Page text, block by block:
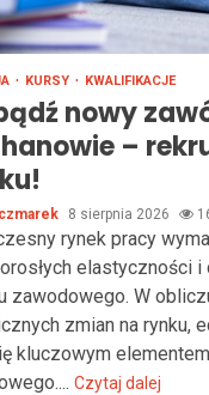
KURSY KWALIFIKACJE
nowy
–
8 sierpnia 2026
rynek pracy
elastyczności i
zawodowego. W
zmian na rynku,
kluczowym
Czytaj dalej